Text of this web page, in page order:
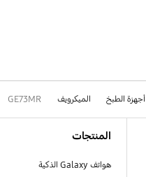
أجهزة الطبخ الميكرويف GE73MR
المنتجات
هواتف Galaxy الذكية